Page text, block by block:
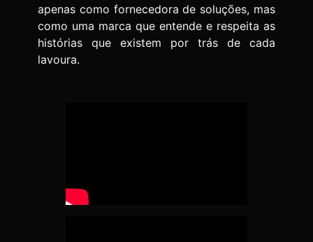
apenas como fornecedora de soluções, mas
como uma marca que entende e respeita as
histórias que existem por trás de cada
lavoura.